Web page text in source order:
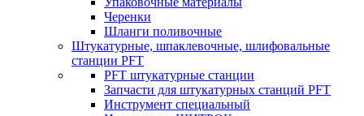
Черенки
Шланги поливочные
Штукатурные, шпаклевочные, шлифовальные
станции PFT
PFT штукатурные станции
Запчасти для штукатурных станций PFT
Инструмент специальный